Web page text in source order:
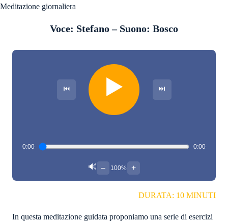
Meditazione giornaliera
Voce: Stefano – Suono: Bosco
⏮ ▶️ ⏭
0:00 0:00
🔊 – 100% +
DURATA: 10 MINUTI
In questa meditazione guidata proponiamo una serie di esercizi